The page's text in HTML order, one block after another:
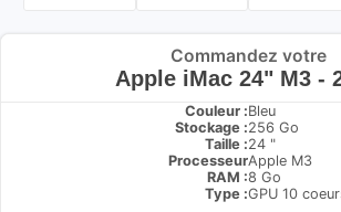
Commandez votre
Apple iMac 24" M3 -
Couleur :Bleu
Stockage :256 Go
Taille :24 "
ProcesseurApple M3
RAM :8 Go
Type :GPU 10